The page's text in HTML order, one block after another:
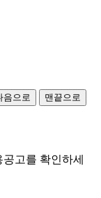
음으로 맨끝으로
고를 확인하세